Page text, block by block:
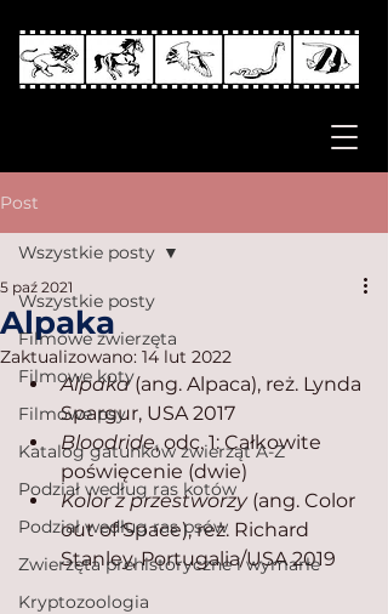
Post
Wszystkie posty
Filmowe zwierzęta
Filmowe koty
Filmowe psy
Katalog gatunków zwierząt A-Z
Podział według ras kotów
Podział według ras psów
Zwierzęta prehistoryczne i wymarłe
Kryptozoologia
Wszystkie posty
Alpaka
5 paź 2021
Zaktualizowano: 14 lut 2022
Alpaka (ang. Alpaca), reż. Lynda
Spargur, USA 2017
Bloodride, odc. 1: Całkowite
poświęcenie (dwie)
Kolor z przestworzy (ang. Color
out of Space), reż. Richard
Stanley, Portugalia/USA 2019